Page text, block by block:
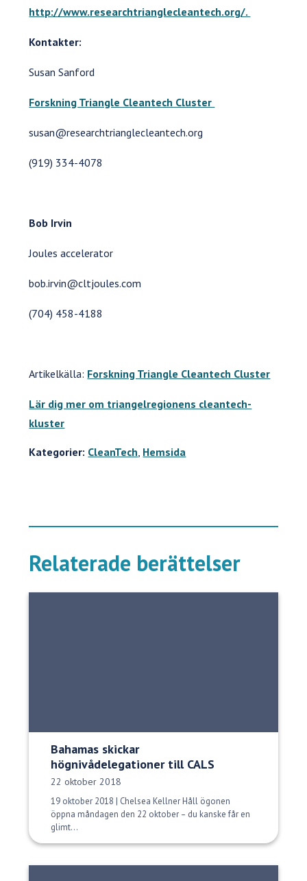
http://www.researchtrianglecleantech.org/.
Kontakter:
Susan Sanford
Forskning Triangle Cleantech Cluster
susan@researchtrianglecleantech.org
(919) 334-4078
Bob Irvin
Joules accelerator
bob.irvin@cltjoules.com
(704) 458-4188
Artikelkälla: Forskning Triangle Cleantech Cluster
Lär dig mer om triangelregionens cleantech-
kluster
Kategorier: CleanTech Hemsida
Relaterade berättelser
Bahamas skickar
högnivådelegationer till CALS
Publiceringsdatum:
22 oktober 2018
19 oktober 2018 | Chelsea Kellner Håll ögonen
öppna måndagen den 22 oktober – du kanske får en
glimt...